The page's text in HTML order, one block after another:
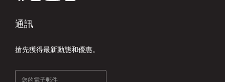
通訊
搶先獲得最新動態和優惠。